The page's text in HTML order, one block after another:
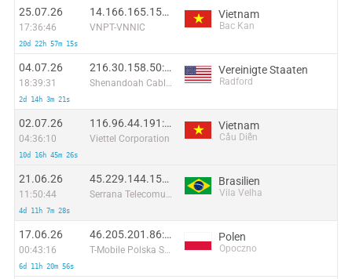
25.07.26
17:36:46
20d 22h 57m 15s
14.166.165.156:45120
VNPT-VNNIC
Vietnam
Bac Kan
04.07.26
18:39:31
2d 14h 3m 21s
216.30.158.50:14819
Shenandoah Cable Television LLC
Vereinigte Staaten
Radford
02.07.26
04:36:10
10d 16h 45m 26s
116.96.44.191:48688
Viettel Corporation
Vietnam
Cầu Diễn
21.06.26
11:50:44
4d 11h 7m 28s
45.229.144.151:13422
Serrana Telecomunicacoes Ltda ME
Brasilien
Vila Velha
17.06.26
00:43:16
6d 11h 20m 56s
46.205.201.86:48422
T-Mobile Polska S.A.
Polen
Opoczno